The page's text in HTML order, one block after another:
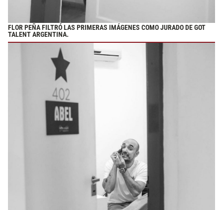
FLOR PEÑA FILTRÓ LAS PRIMERAS IMÁGENES COMO JURADO DE GOT
TALENT ARGENTINA.